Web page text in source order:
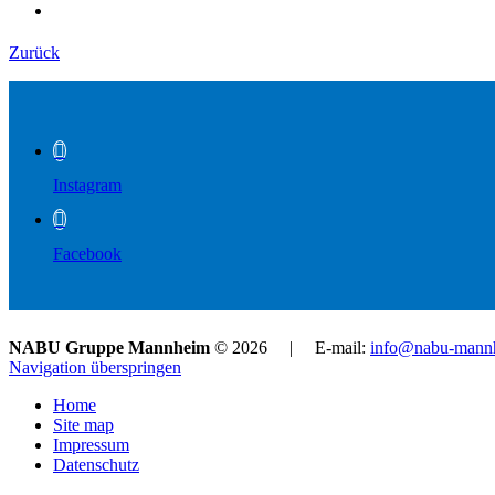
Zurück
Instagram
Facebook
NABU Gruppe Mannheim © 2026 | E-mail: info@nabu-
Navigation überspringen
Home
Site map
Impressum
Datenschutz